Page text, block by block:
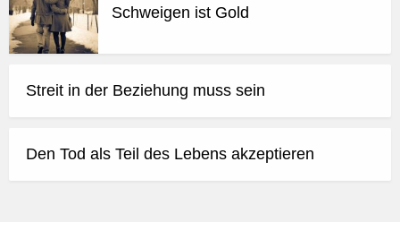
Schweigen ist Gold
Streit in der Beziehung muss sein
Den Tod als Teil des Lebens akzeptieren